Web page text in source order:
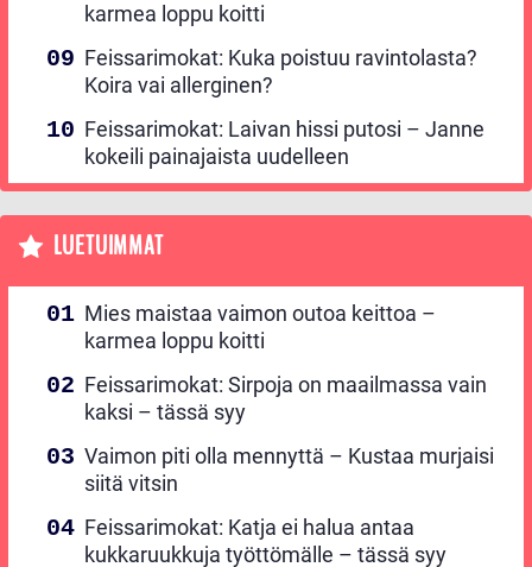
karmea loppu koitti
Feissarimokat: Kuka poistuu ravintolasta?
Koira vai allerginen?
Feissarimokat: Laivan hissi putosi – Janne
kokeili painajaista uudelleen
LUETUIMMAT
Mies maistaa vaimon outoa keittoa –
karmea loppu koitti
Feissarimokat: Sirpoja on maailmassa vain
kaksi – tässä syy
Vaimon piti olla mennyttä – Kustaa murjaisi
siitä vitsin
Feissarimokat: Katja ei halua antaa
kukkaruukkuja työttömälle – tässä syy